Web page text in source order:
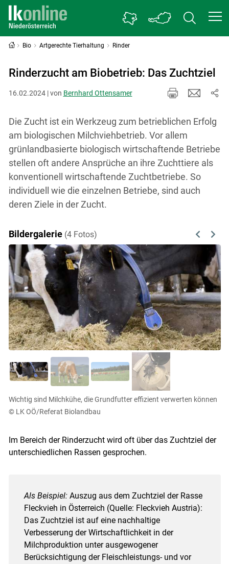
Bio Artgerechte Tierhaltung Rinder
Rinderzucht am Biobetrieb: Das Zuchtziel
16.02.2024 | von Bernhard Ottensamer
Die Zucht ist ein Werkzeug zum betrieblichen Erfolg
am biologischen Milchviehbetrieb. Vor allem
grünlandbasierte biologisch wirtschaftende Betriebe
stellen oft andere Ansprüche an ihre Zuchttiere als
konventionell wirtschaftende Zuchtbetriebe. So
individuell wie die einzelnen Betriebe, sind auch
deren Ziele in der Zucht.
Bildergalerie (4 Fotos) Previous
Next
Wichtig sind Milchkühe, die Grundfutter effizient verwerten können
© LK OÖ/Referat Biolandbau
Im Bereich der Rinderzucht wird oft über das Zuchtziel der
unterschiedlichen Rassen gesprochen.
Als Beispiel: Auszug aus dem Zuchtziel der Rasse
Fleckvieh in Österreich (Quelle: Fleckvieh Austria):
Das Zuchtziel ist auf eine nachhaltige
Verbesserung der Wirtschaftlichkeit in der
Milchproduktion unter ausgewogener
Berücksichtigung der Fleischleistungs- und vor